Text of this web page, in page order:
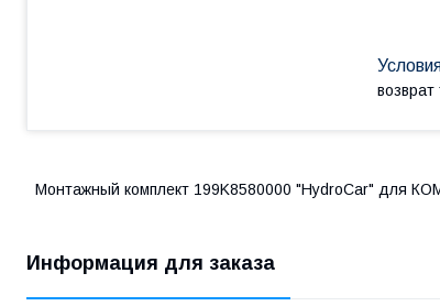
Монтажный комплект 199K8580000 "HydroCar" для
Информация для заказа